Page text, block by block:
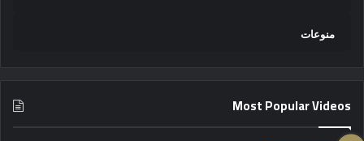
منوعات
Most Popular Videos